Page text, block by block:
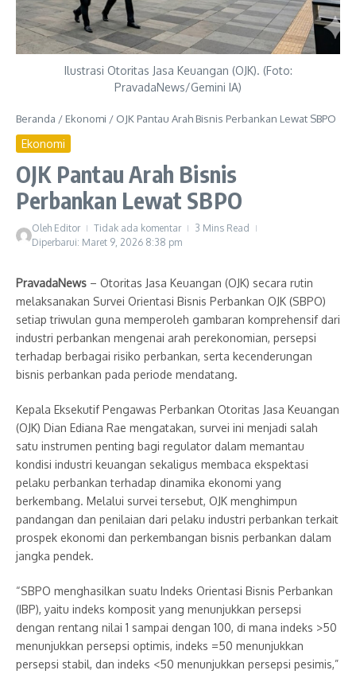
Ilustrasi Otoritas Jasa Keuangan (OJK). (Foto:
PravadaNews/Gemini IA)
Beranda / Ekonomi / OJK Pantau Arah Bisnis Perbankan Lewat SBPO
Ekonomi
OJK Pantau Arah Bisnis
Perbankan Lewat SBPO
Oleh Editor Tidak ada komentar
3 Mins Read
Diperbarui: Maret 9, 2026 8:38 pm
PravadaNews – Otoritas Jasa Keuangan (OJK) secara rutin
melaksanakan Survei Orientasi Bisnis Perbankan OJK (SBPO)
setiap triwulan guna memperoleh gambaran komprehensif dari
industri perbankan mengenai arah perekonomian, persepsi
terhadap berbagai risiko perbankan, serta kecenderungan
bisnis perbankan pada periode mendatang.
Kepala Eksekutif Pengawas Perbankan Otoritas Jasa Keuangan
(OJK) Dian Ediana Rae mengatakan, survei ini menjadi salah
satu instrumen penting bagi regulator dalam memantau
kondisi industri keuangan sekaligus membaca ekspektasi
pelaku perbankan terhadap dinamika ekonomi yang
berkembang. Melalui survei tersebut, OJK menghimpun
pandangan dan penilaian dari pelaku industri perbankan terkait
prospek ekonomi dan perkembangan bisnis perbankan dalam
jangka pendek.
“SBPO menghasilkan suatu Indeks Orientasi Bisnis Perbankan
(IBP), yaitu indeks komposit yang menunjukkan persepsi
dengan rentang nilai 1 sampai dengan 100, di mana indeks >50
menunjukkan persepsi optimis, indeks =50 menunjukkan
persepsi stabil, dan indeks <50 menunjukkan persepsi pesimis,”